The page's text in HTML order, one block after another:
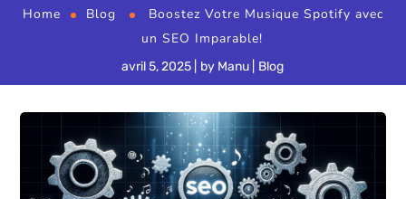
Home Blog
Boostez Votre Musique Spotify avec
un SEO Imparable!
avril 5, 2025 by Manu Blog